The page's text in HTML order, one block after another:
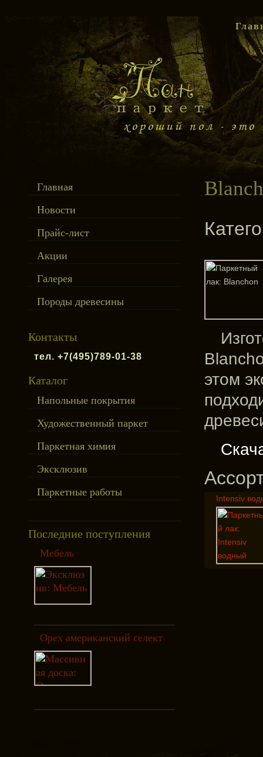
Главная
Новости
Прайс-лист
Акции
Галерея
Породы древесины
Контакты
тел. +7(495)789-01-38
Каталог
Напольные покрытия
Художественный паркет
Паркетная химия
Эксклюзив
Паркетные работы
Последние поступления
Мебель
Орех американский селект
этом
Intensiv